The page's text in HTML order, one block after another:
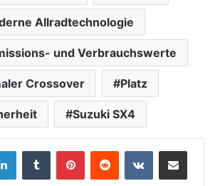
Allradtechnologie
und Verbrauchswerte
Crossover Platz
Suzuki SX4